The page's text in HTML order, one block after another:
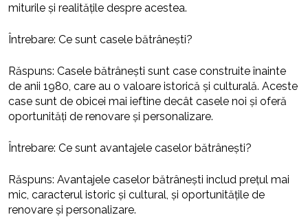
miturile și realitățile despre acestea.
Întrebare: Ce sunt casele bătrânești?
Răspuns: Casele bătrânești sunt case construite înainte
de anii 1980, care au o valoare istorică și culturală. Aceste
case sunt de obicei mai ieftine decât casele noi și oferă
oportunități de renovare și personalizare.
Întrebare: Ce sunt avantajele caselor bătrânești?
Răspuns: Avantajele caselor bătrânești includ prețul mai
mic, caracterul istoric și cultural, și oportunitățile de
renovare și personalizare.